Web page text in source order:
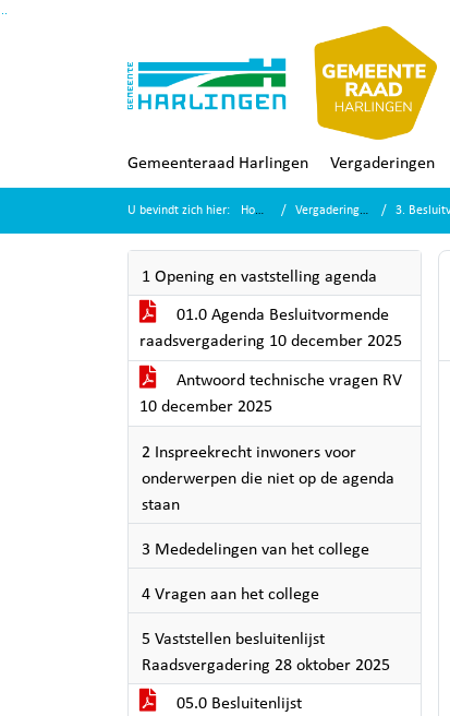
Gemeenteraad Harlingen Vergaderingen
U bevindt zich hier: Home Vergaderingen 3.
1 Opening en vaststelling agenda
01.0 Agenda Besluitvormende
raadsvergadering 10 december 2025
Antwoord technische vragen RV
10 december 2025
2 Inspreekrecht inwoners voor
onderwerpen die niet op de agenda
staan
3 Mededelingen van het college
4 Vragen aan het college
5 Vaststellen besluitenlijst
Raadsvergadering 28 oktober 2025
05.0 Besluitenlijst